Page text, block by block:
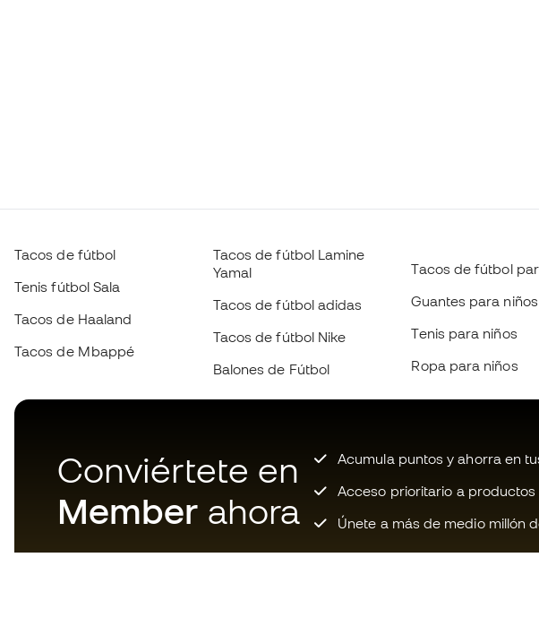
Tacos de fútbol
Tenis fútbol Sala
Tacos de Haaland
Tacos de Mbappé
Tacos de fútbol Lamine
Yamal
Tacos de fútbol adidas
Tacos de fútbol Nike
Balones de Fútbol
Tacos de fútbol
Guantes para niños
Tenis para niños
Ropa para niños
Conviértete en
Member ahora
Acumula puntos y ahorra en
Acceso prioritario a productos
Únete a más de medio millón